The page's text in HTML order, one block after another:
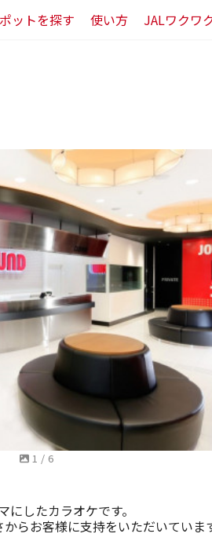
ットを探す 使い方 JALワクワ
1 / 6
したカラオケです。
らお客様に支持をいただいていま